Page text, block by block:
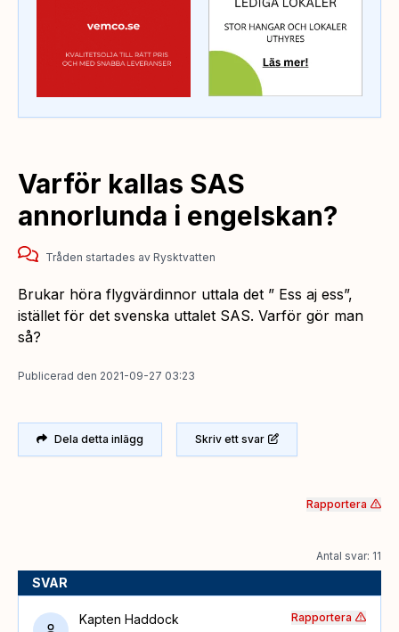
Varför kallas SAS
annorlunda i engelskan?
Tråden startades av Rysktvatten
Brukar höra flygvärdinnor uttala det ” Ess aj ess”,
istället för det svenska uttalet SAS. Varför gör man
så?
Publicerad den 2021-09-27 03:23
Dela detta inlägg Skriv ett svar
Rapportera
Antal svar: 11
SVAR
Kapten Haddock Rapportera